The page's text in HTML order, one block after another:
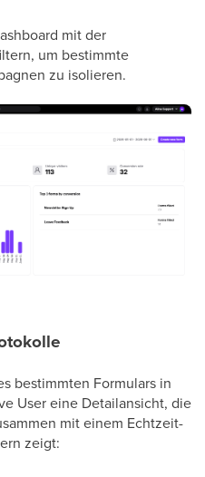
mit der
um bestimmte
zu isolieren.
bestimmten Formulars in
User eine Detailansicht, die
mit einem Echtzeit-
zeigt: